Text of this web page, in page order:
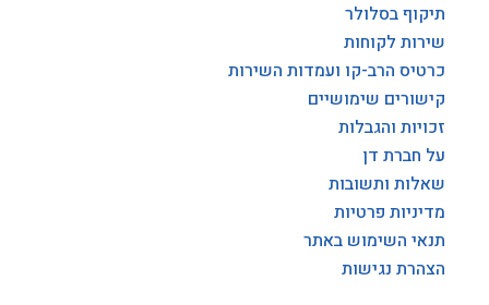
תיקוף בסלולר
שירות לקוחות
כרטיס הרב-קו ועמדות השירות
קישורים שימושיים
זכויות והגבלות
על חברת דן
שאלות ותשובות
מדיניות פרטיות
תנאי השימוש באתר
הצהרת נגישות